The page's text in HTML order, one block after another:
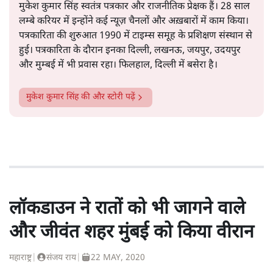
मुकेश कुमार सिंह स्वतंत्र पत्रकार और राजनीतिक प्रेक्षक हैं। 28 साल
लम्बे करियर में इन्होंने कई न्यूज़ चैनलों और अख़बारों में काम किया।
पत्रकारिता की शुरुआत 1990 में टाइम्स समूह के प्रशिक्षण संस्थान से
हुई। पत्रकारिता के दौरान इनका दिल्ली, लखनऊ, जयपुर, उदयपुर
और मुम्बई में भी प्रवास रहा। फिलहाल, दिल्ली में बसेरा है।
मुकेश कुमार सिंहकी और स्टोरी पढ़ें
लॉकडाउन ने रातों को भी जागने वाले
और जीवंत शहर मुंबई को किया वीरान
महाराष्ट्र| संजय राय| 22 MAY, 2020